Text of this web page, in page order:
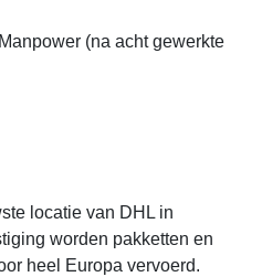
(na acht gewerkte
locatie van DHL in
worden pakketten en
heel Europa vervoerd.